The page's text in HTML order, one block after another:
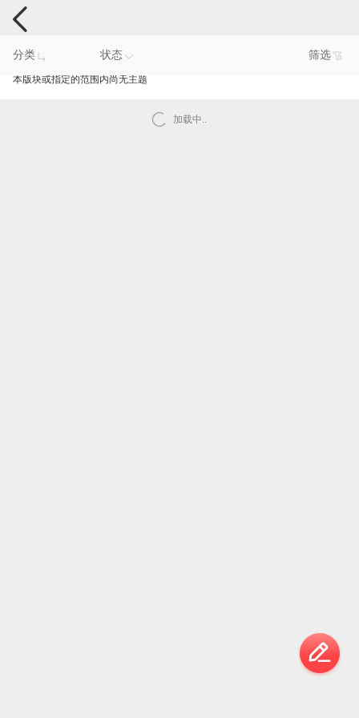
手机反馈
分类 状态 筛选
本版块或指定的范围内尚无主题
加载中..